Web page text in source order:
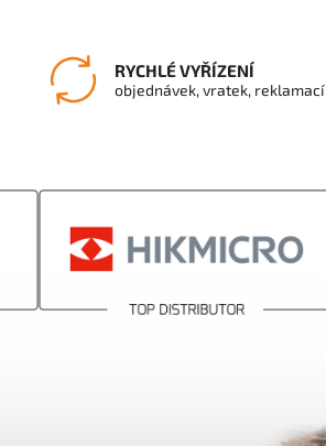
RYCHLÉ VYŘÍZENÍ
objednávek, vratek, reklamací